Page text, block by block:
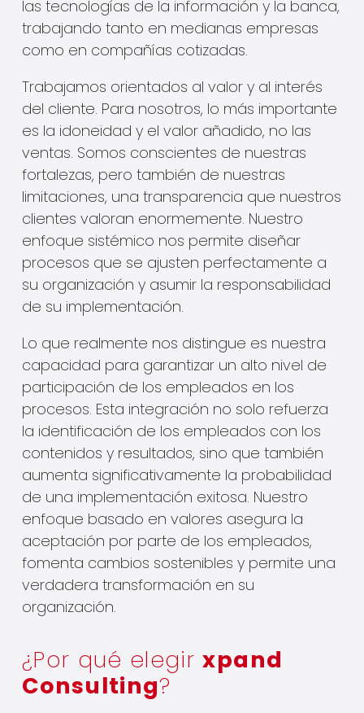
las tecnologías de la información y la banca,
trabajando tanto en medianas empresas
como en compañías cotizadas.
Trabajamos orientados al valor y al interés
del cliente. Para nosotros, lo más importante
es la idoneidad y el valor añadido, no las
ventas. Somos conscientes de nuestras
fortalezas, pero también de nuestras
limitaciones, una transparencia que nuestros
clientes valoran enormemente. Nuestro
enfoque sistémico nos permite diseñar
procesos que se ajusten perfectamente a
su organización y asumir la responsabilidad
de su implementación.
Lo que realmente nos distingue es nuestra
capacidad para garantizar un alto nivel de
participación de los empleados en los
procesos. Esta integración no solo refuerza
la identificación de los empleados con los
contenidos y resultados, sino que también
aumenta significativamente la probabilidad
de una implementación exitosa. Nuestro
enfoque basado en valores asegura la
aceptación por parte de los empleados,
fomenta cambios sostenibles y permite una
verdadera transformación en su
organización.
¿Por qué elegirxpand
Consulting?